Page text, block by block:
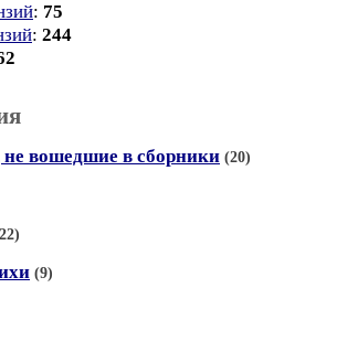
: 75
: 244
не вошедшие в сборники (20)
(9)